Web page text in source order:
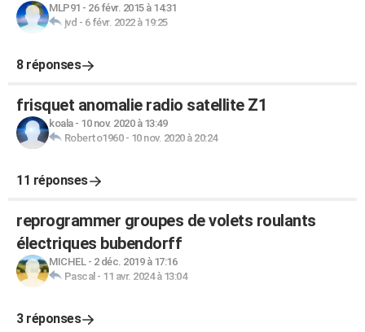
MLP91 - 26 févr. 2015 à 14:31
jvd - 6 févr. 2022 à 19:25
8 réponses
frisquet anomalie radio satellite Z1
koala- 10 nov. 2020 à 13:49
Roberto1960- 10 nov. 2020 à 20:24
11 réponses
reprogrammer groupes de volets roulants
électriques bubendorff
MICHEL- 2 déc. 2019 à 17:16
Pascal - 11 avr. 2024 à 13:04
3 réponses